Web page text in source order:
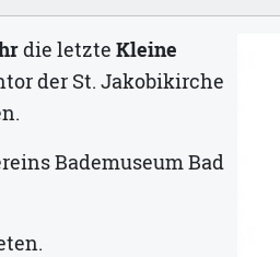
die letzte Kleine
der St. Jakobikirche
Bademuseum Bad